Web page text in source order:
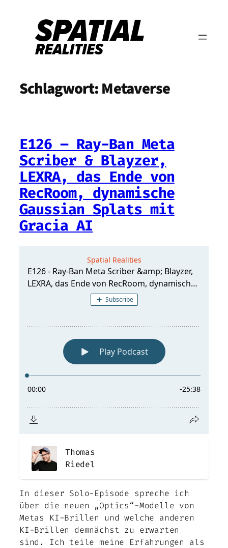
springen
Schlagwort:Metaverse
E126 – Ray-Ban Meta
Scriber & Blayzer,
LEXRA, das Ende von
RecRoom, dynamische
Gaussian Splats mit
Gracia AI
Thomas
Riedel
In dieser Solo-Episode spreche ich
über die neuen „Optics“-Modelle von
Metas KI-Brillen und welche anderen
KI-Brillen demnächst zu erwarten
sind. Ich teile meine Erfahrungen als